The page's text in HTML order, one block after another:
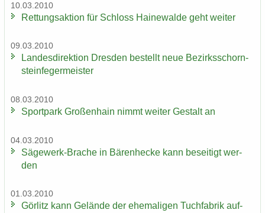
10.03.2010
Ret­tungs­ak­ti­on für Schloss Hai­ne­wal­de geht wei­ter
09.03.2010
Lan­des­di­rek­ti­on Dres­den be­stellt neue Be­zirks­schorn­
stein­fe­ger­meis­ter
08.03.2010
Sport­park Gro­ßen­hain nimmt wei­ter Ge­stalt an
04.03.2010
Sägewerk-​Brache in Bä­ren­he­cke kann be­sei­tigt wer­
den
01.03.2010
Gör­litz kann Ge­län­de der ehe­ma­li­gen Tuch­fa­brik auf­